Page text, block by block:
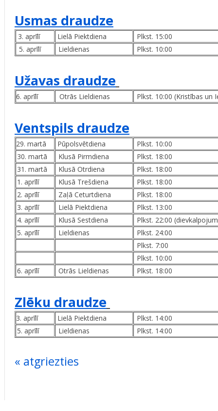
‌Usmas draudze
3. aprīlī Lielā Piektdiena
Plkst. 15:00
5. aprīlī
Lieldienas Plkst. 10:00
Užavas draudze
6. aprīlī Otrās Lieldienas Plkst. 10:00 (Kristības un
Ventspils draudze
29. martā Pūpolsvētdiena
Plkst. 10:00
30. martā
Klusā Pirmdiena
Plkst. 18:00
31. martā
Klusā Otrdiena
Plkst. 18:00
1. aprīlī
Klusā Trešdiena
Plkst. 18:00
2. aprīlī
Zaļā Ceturtdiena
Plkst. 18:00
3. aprīlī
Lielā Piektdiena
Plkst. 13:00
4. aprīlī
Klusā Sestdiena
Plkst. 22:00
5. aprīlī
Lieldienas
Plkst. 24:00
Plkst. 7:00
Plkst. 10:00
6. aprīlī
Otrās Lieldienas Plkst. 18:00
Zlēku draudze
3. aprīlī Lielā Piektdiena
Plkst. 14:00
5. aprīlī
Lieldienas Plkst. 14:00
« atgriezties